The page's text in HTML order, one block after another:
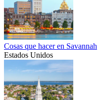
Cosas que hacer en Savannah
Estados Unidos